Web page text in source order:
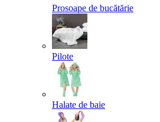
Prosoape de bucătărie
Pilote
Halate de baie